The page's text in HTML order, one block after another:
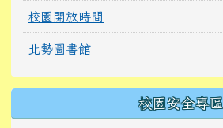
校園開放時間
北勢圖書館
校園安全專區